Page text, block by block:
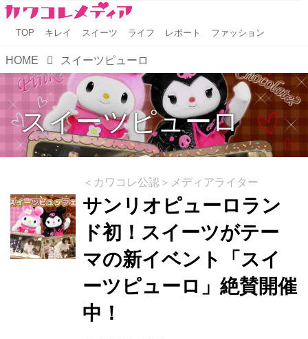
TOP キレイ スイーツ ライフ レポート ファッション
HOME スイーツピューロ
スイーツピューロ
＜カワコレ公認＞メディアライター
サンリオピューロラン
ド初！スイーツがテー
マの新イベント「スイ
ーツピューロ」絶賛開催
中！